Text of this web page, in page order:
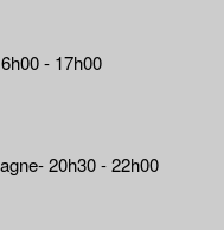
- 17h00
20h30 - 22h00